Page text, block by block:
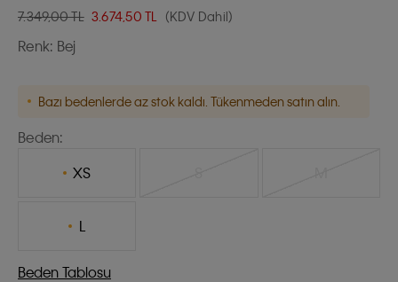
7.349,00 TL 3.674,50 TL (KDV Dahil)
Renk: Bej
Bazı bedenlerde az stok kaldı. Tükenmeden satın alın.
Beden:
XS
L
Beden Tablosu